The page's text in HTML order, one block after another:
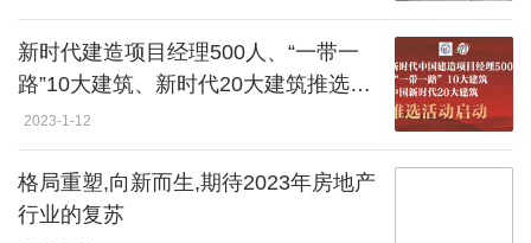
新时代建造项目经理500人、“一带一
路”10大建筑、新时代20大建筑推选启
动
2023-1-12
格局重塑,向新而生,期待2023年房地产
行业的复苏